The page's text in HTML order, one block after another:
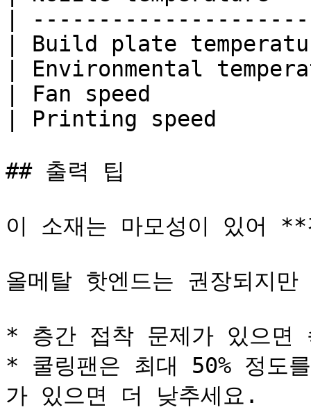
|
| Build plate
| Environmental
| Fan speed
| Printing speed
## 출력 팁
이 소재는 마모성이 있어
올메탈 핫엔드는 권장되지
* 층간 접착 문제가 있으면
* 쿨링팬은 최대 50% 정도
가 있으면 더 낮추세요.